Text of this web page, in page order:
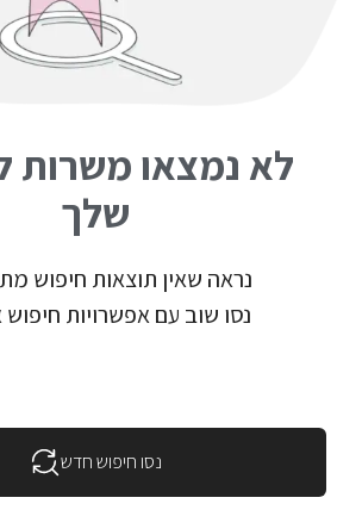
לא נמצאו משרות
שלך
נראה שאין תוצאות חיפוש
נסו שוב עם אפשרויות
נסו חיפוש חדש